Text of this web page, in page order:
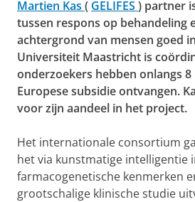
Martien Kas ( GELIFES ) partner
tussen respons op behandeling
achtergrond van mensen goed
Universiteit Maastricht is
onderzoekers hebben onlangs
Europese subsidie ontvangen.
voor zijn aandeel in het project.
Het internationale consortium
het via kunstmatige intelligentie
farmacogenetische kenmerken
grootschalige klinische studie